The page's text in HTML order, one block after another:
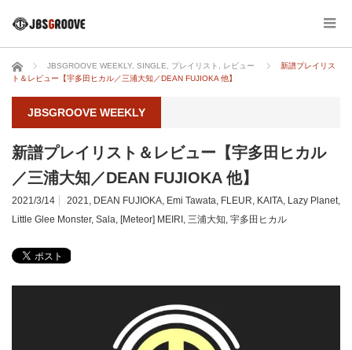
ホーム JBSGROOVE WEEKLY SINGLE プレイリスト レビュー
新譜プレイリス
ト＆レビュー【宇多田ヒカル／三浦大知／DEAN FUJIOKA 他】
JBSGROOVE WEEKLY
新譜プレイリスト＆レビュー【宇多田ヒカル
／三浦大知／DEAN FUJIOKA 他】
2021/3/14 2021, DEAN FUJIOKA, Emi Tawata, FLEUR, KAITA, Lazy Planet,
Little Glee Monster, Sala, [Meteor] MEIRI , 三浦大知, 宇多田ヒカル